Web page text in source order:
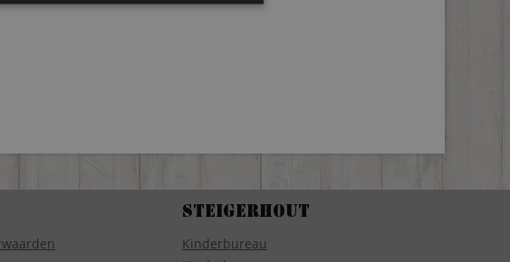
Steigerhout
Kinderbureau